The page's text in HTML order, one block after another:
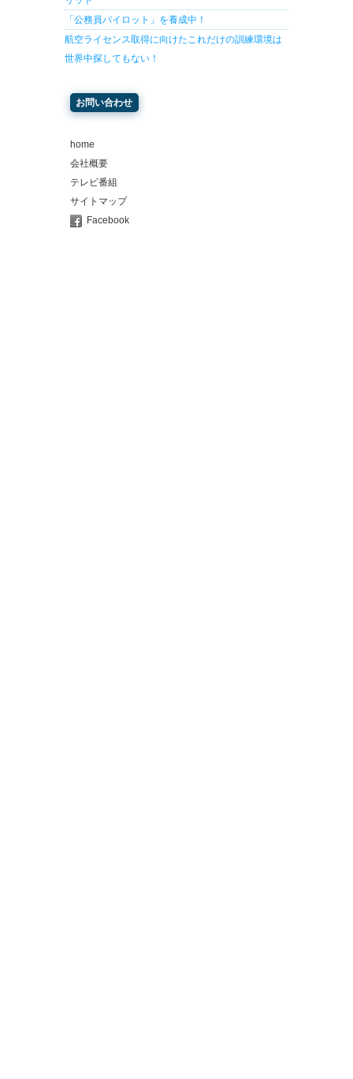
「公務員パイロット」を養成中！
航空ライセンス取得に向けたこれだけの訓練環境は
世界中探してもない！
お問い合わせ
home
会社概要
テレビ番組
サイトマップ
Facebook